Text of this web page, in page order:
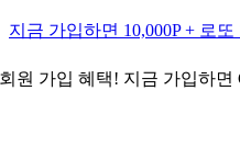
지금 가입하면 10,000P + 로또
원 가입 혜택! 지금 가입하면